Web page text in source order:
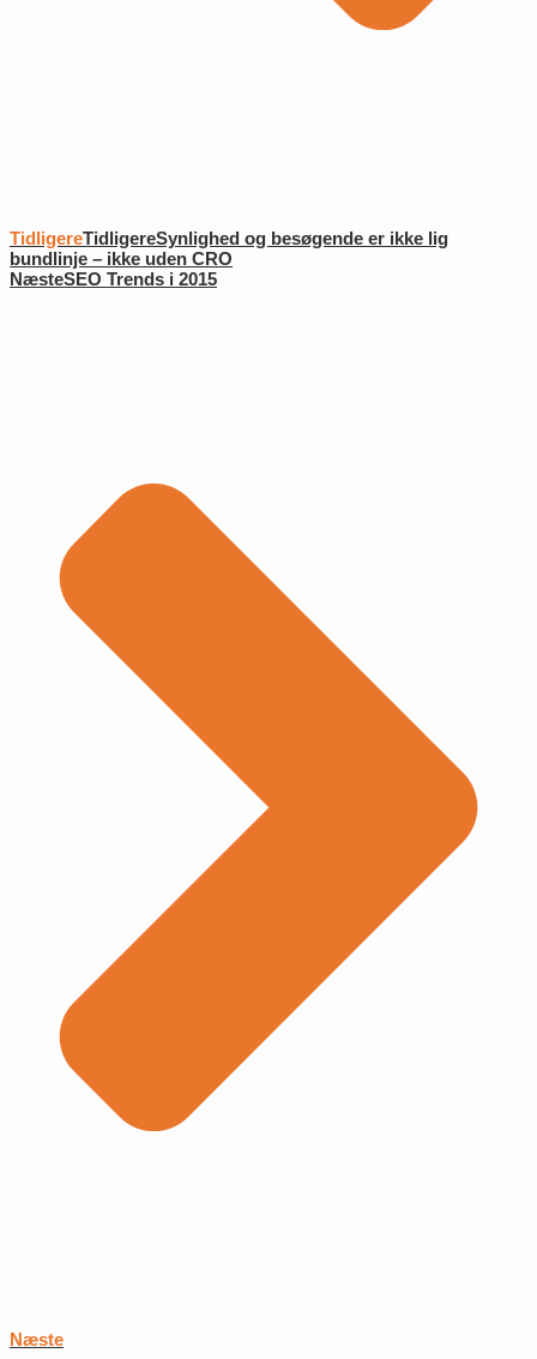
TidligereTidligereSynlighed og besøgende er ikke lig
bundlinje – ikke uden CRO
NæsteSEO Trends i 2015
Næste